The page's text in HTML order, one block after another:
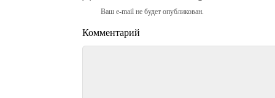
Ваш e-mail не будет опубликован.
Комментарий